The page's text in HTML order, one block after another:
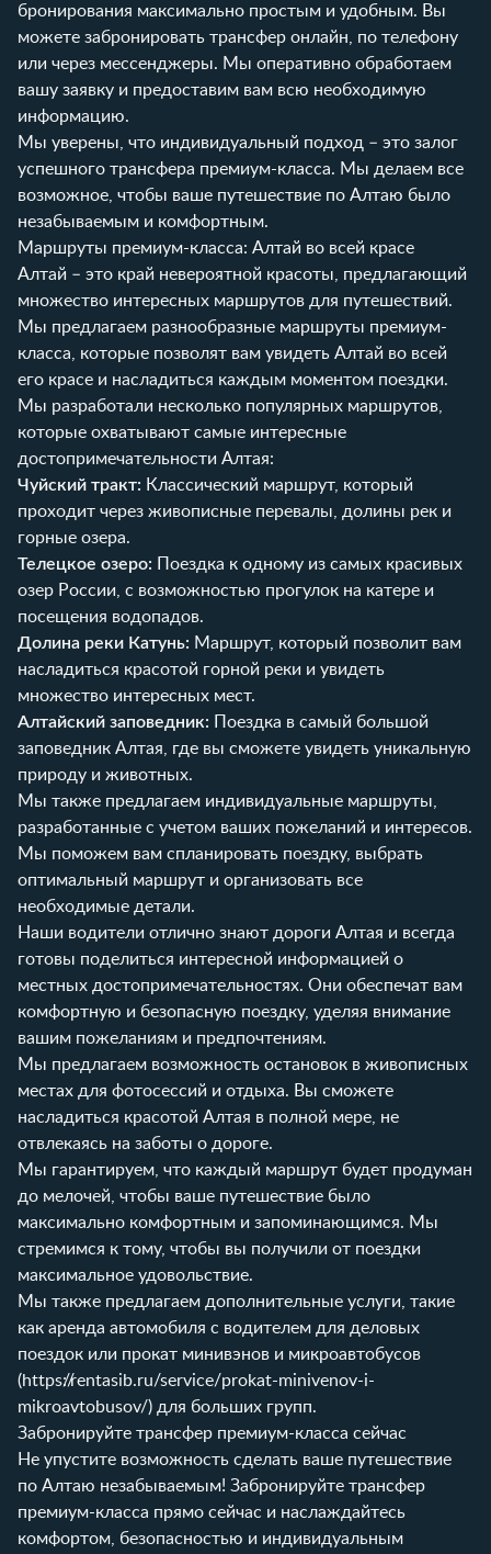
бронирования максимально простым и удобным. Вы
можете забронировать трансфер онлайн, по телефону
или через мессенджеры. Мы оперативно обработаем
вашу заявку и предоставим вам всю необходимую
информацию.
Мы уверены, что индивидуальный подход – это залог
успешного трансфера премиум-класса. Мы делаем все
возможное, чтобы ваше путешествие по Алтаю было
незабываемым и комфортным.
Маршруты премиум-класса: Алтай во всей красе
Алтай – это край невероятной красоты, предлагающий
множество интересных маршрутов для путешествий.
Мы предлагаем разнообразные маршруты премиум-
класса, которые позволят вам увидеть Алтай во всей
его красе и насладиться каждым моментом поездки.
Мы разработали несколько популярных маршрутов,
которые охватывают самые интересные
достопримечательности Алтая:
Чуйский тракт: Классический маршрут, который
проходит через живописные перевалы, долины рек и
горные озера.
Телецкое озеро: Поездка к одному из самых красивых
озер России, с возможностью прогулок на катере и
посещения водопадов.
Долина реки Катунь: Маршрут, который позволит вам
насладиться красотой горной реки и увидеть
множество интересных мест.
Алтайский заповедник: Поездка в самый большой
заповедник Алтая, где вы сможете увидеть уникальную
природу и животных.
Мы также предлагаем индивидуальные маршруты,
разработанные с учетом ваших пожеланий и интересов.
Мы поможем вам спланировать поездку, выбрать
оптимальный маршрут и организовать все
необходимые детали.
Наши водители отлично знают дороги Алтая и всегда
готовы поделиться интересной информацией о
местных достопримечательностях. Они обеспечат вам
комфортную и безопасную поездку, уделяя внимание
вашим пожеланиям и предпочтениям.
Мы предлагаем возможность остановок в живописных
местах для фотосессий и отдыха. Вы сможете
насладиться красотой Алтая в полной мере, не
отвлекаясь на заботы о дороге.
Мы гарантируем, что каждый маршрут будет продуман
до мелочей, чтобы ваше путешествие было
максимально комфортным и запоминающимся. Мы
стремимся к тому, чтобы вы получили от поездки
максимальное удовольствие.
Мы также предлагаем дополнительные услуги, такие
как аренда автомобиля с водителем для деловых
поездок или прокат минивэнов и микроавтобусов
(https://rentasib.ru/service/prokat-minivenov-i-
mikroavtobusov/) для больших групп.
Забронируйте трансфер премиум-класса сейчас
Не упустите возможность сделать ваше путешествие
по Алтаю незабываемым! Забронируйте трансфер
премиум-класса прямо сейчас и наслаждайтесь
комфортом, безопасностью и индивидуальным